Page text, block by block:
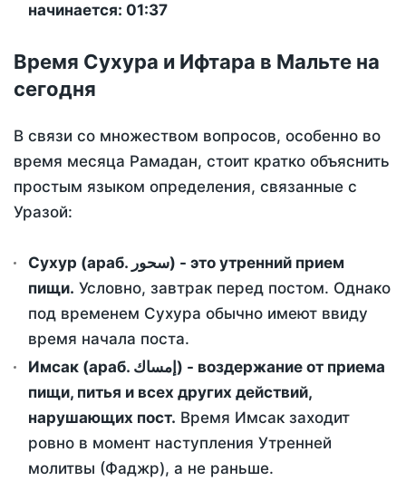
начинается: 01:37
Время Сухура и Ифтара в Мальте на
сегодня
В связи со множеством вопросов, особенно во
время месяца Рамадан, стоит кратко объяснить
простым языком определения, связанные с
Уразой:
Сухур (араб. سحور) - это утренний прием
пищи. Условно, завтрак перед постом. Однако
под временем Сухура обычно имеют ввиду
время начала поста.
Имсак (араб. إمساك) - воздержание от приема
пищи, питья и всех других действий,
нарушающих пост. Время Имсак заходит
ровно в момент наступления Утренней
молитвы (Фаджр), а не раньше.